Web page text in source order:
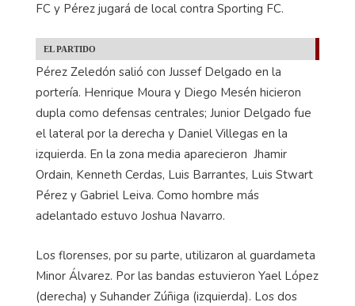
FC y Pérez jugará de local contra Sporting FC.
EL PARTIDO
Pérez Zeledón salió con Jussef Delgado en la
portería. Henrique Moura y Diego Mesén hicieron
dupla como defensas centrales; Junior Delgado fue
el lateral por la derecha y Daniel Villegas en la
izquierda. En la zona media aparecieron Jhamir
Ordain, Kenneth Cerdas, Luis Barrantes, Luis Stwart
Pérez y Gabriel Leiva. Como hombre más
adelantado estuvo Joshua Navarro.
Los florenses, por su parte, utilizaron al guardameta
Minor Álvarez. Por las bandas estuvieron Yael López
(derecha) y Suhander Zúñiga (izquierda). Los dos